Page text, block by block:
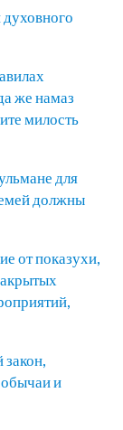
же намаз
милость
для
должны
от показухи,
и